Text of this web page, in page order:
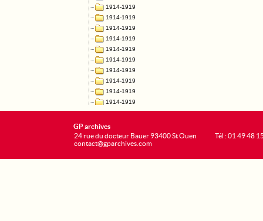
GP archives
24 rue du docteur Bauer 93400 St Ouen
contact@gparchives.com
Tél : 01 49 48